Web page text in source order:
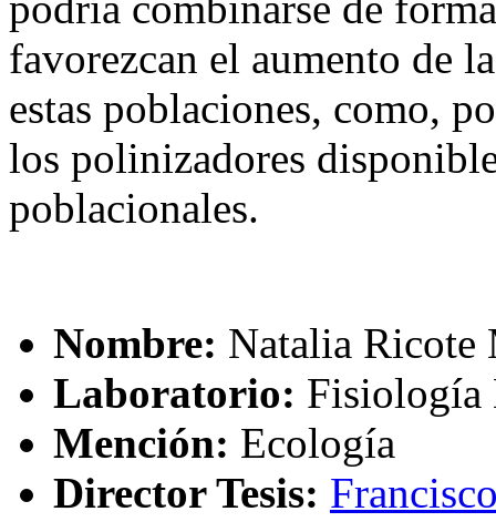
favorezcan el aumento de
estas poblaciones, como,
los polinizadores
poblacionales.
Nombre: Natalia Ricote
Laboratorio: Fisiología
Mención: Ecología
Director Tesis: